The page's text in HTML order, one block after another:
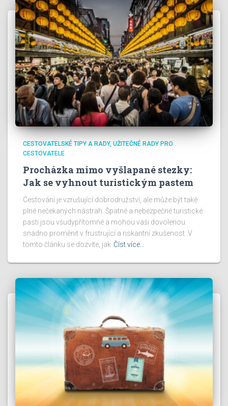
CESTOVATELSKÉ TIPY A RADY UŽITEČNÉ RADY PRO
CESTOVATELE
Procházka mimo vyšlapané stezky:
Jak se vyhnout turistickým pastem
Cestování je vzrušující dobrodružství, ale může být také
plné nečekaných nástrah. Špatné a nebezpečné turistické
pasti jsou všudypřítomné a mohou vaši dovolenou
snadno proměnit v frustrující a riskantní zkušenost. V
tomto článku se dozvíte, jak Číst více…